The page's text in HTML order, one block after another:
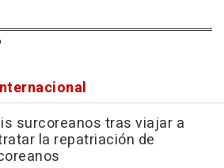
surcoreanos tras viajar a
la repatriación de